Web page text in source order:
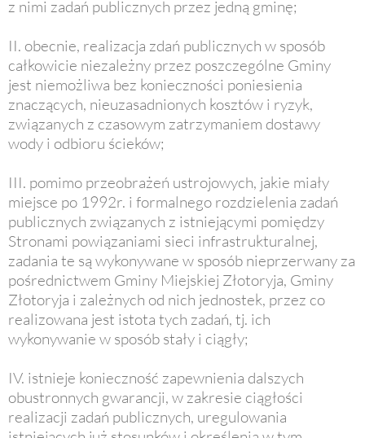
z nimi zadań publicznych przez jedną gminę;
II. obecnie, realizacja zdań publicznych w sposób
całkowicie niezależny przez poszczególne Gminy
jest niemożliwa bez konieczności poniesienia
znaczących, nieuzasadnionych kosztów i ryzyk,
związanych z czasowym zatrzymaniem dostawy
wody i odbioru ścieków;
III. pomimo przeobrażeń ustrojowych, jakie miały
miejsce po 1992r. i formalnego rozdzielenia zadań
publicznych związanych z istniejącymi pomiędzy
Stronami powiązaniami sieci infrastrukturalnej,
zadania te są wykonywane w sposób nieprzerwany za
pośrednictwem Gminy Miejskiej Złotoryja, Gminy
Złotoryja i zależnych od nich jednostek, przez co
realizowana jest istota tych zadań, tj. ich
wykonywanie w sposób stały i ciągły;
IV. istnieje konieczność zapewnienia dalszych
obustronnych gwarancji, w zakresie ciągłości
realizacji zadań publicznych, uregulowania